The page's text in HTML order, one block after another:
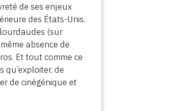
de ses enjeux
des États-Unis.
lourdaudes (sur
absence de
Et tout comme ce
de
de cinégénique et